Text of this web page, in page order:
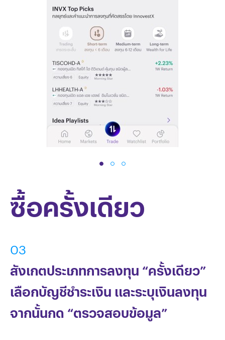
ซื้อครั้งเดียว
03
สังเกตประเภทการลงทุน “ครั้งเดียว”
เลือกบัญชีชำระเงิน และระบุเงินลงทุน
จากนั้นกด “ตรวจสอบข้อมูล”